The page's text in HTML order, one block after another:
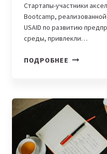
Стартапы-участники
Bootcamp,
USAID по развитию
среды, привлекли…
ПОДРОБНЕЕ СТАРТАПЫ
BOOTCAMP
$1
430
000